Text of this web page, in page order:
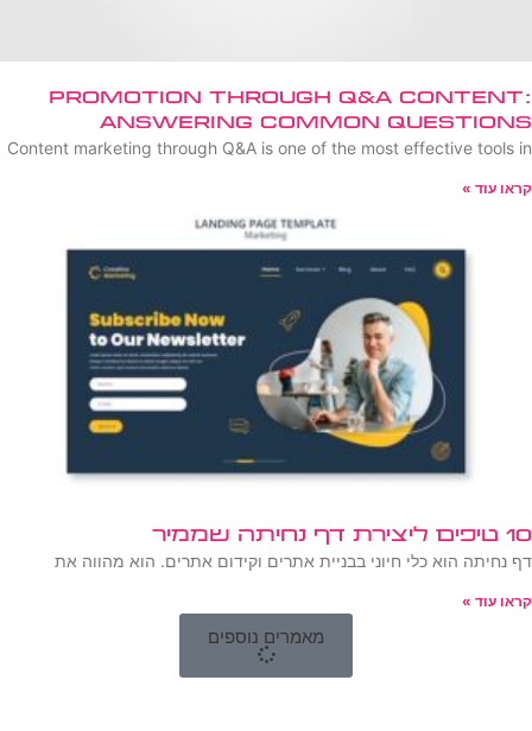
Promotion Through Q&A Content:
Answering Common Questions
Content marketing through Q&A is one of the most effective tools in
קראו עוד »
10 טיפים ליצירת דף נחיתה שממיר
דף נחיתה הוא כלי חיוני בבניית אתרים וקידום אתרים. הוא מהווה את
קראו עוד »
מאמרים נוספים